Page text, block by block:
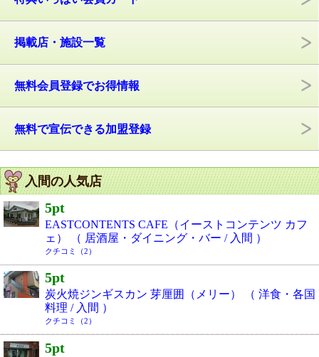
掲載店・施設一覧
無料会員登録でお得情報
無料で宣伝できる加盟登録
入間の人気店
5pt
EASTCONTENTS CAFE（イーストコンテンツ カフ
ェ） （ 居酒屋・ダイニング・バー / 入間 ）
クチコミ（2）
5pt
炭火焼ジンギスカン 芽厘囲（メリー） （ 洋食・各国
料理 / 入間 ）
クチコミ（2）
5pt